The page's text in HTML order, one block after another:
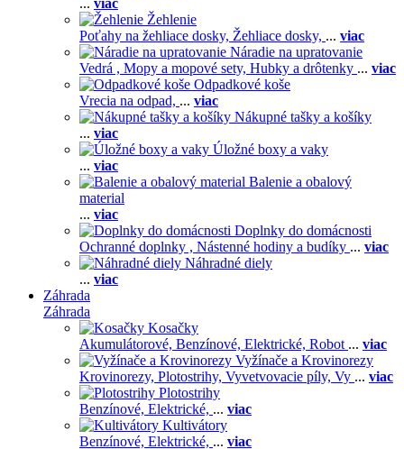
... viac
Žehlenie
Poťahy na žehliace dosky, Žehliace dosky, ... viac
Náradie na upratovanie
Vedrá , Mopy a mopové sety, Hubky a drôtenky ... viac
Odpadkové koše
Vrecia na odpad, ... viac
Nákupné tašky a košíky
... viac
Úložné boxy a vaky
... viac
Balenie a obalový
material
... viac
Doplnky do domácnosti
Ochranné doplnky , Nástenné hodiny a budíky ... viac
Náhradné diely
... viac
Záhrada
Záhrada
Kosačky
Akumulátorové, Benzínové, Elektrické, Robot ... viac
Vyžínače a Krovinorezy
Krovinorezy, Plotostrihy, Vyvetvovacie píly, Vy ... viac
Plotostrihy
Benzínové, Elektrické, ... viac
Kultivátory
Benzínové, Elektrické, ... viac